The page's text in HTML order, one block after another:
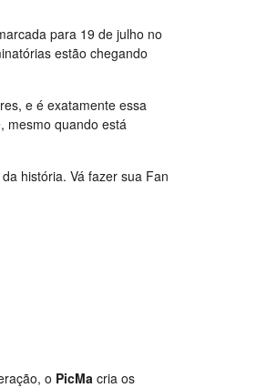
para 19 de julho no
estão chegando
e é exatamente essa
mesmo quando está
história. Vá fazer sua Fan
o PicMa cria os